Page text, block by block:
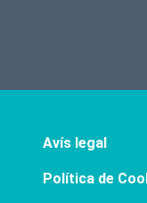
Avís legal
Política de